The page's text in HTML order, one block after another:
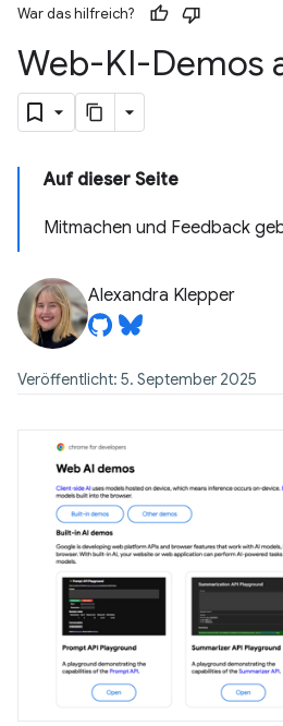
War das hilfreich?
Web-KI-Demos
Auf dieser Seite
Mitmachen und Feedback
Alexandra Klepper
Veröffentlicht: 5. September 2025